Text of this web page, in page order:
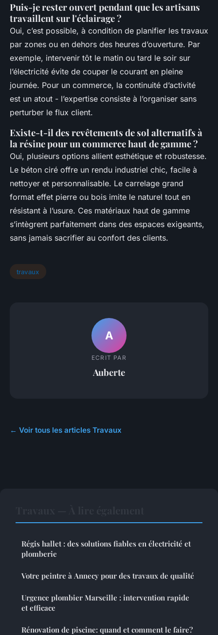
Puis-je rester ouvert pendant que les artisans
travaillent sur l'éclairage ?
Oui, c’est possible, à condition de planifier les travaux
par zones ou en dehors des heures d’ouverture. Par
exemple, intervenir tôt le matin ou tard le soir sur
l’électricité évite de couper le courant en pleine
journée. Pour un commerce, la continuité d’activité
est un atout - l’expertise consiste à l’organiser sans
perturber le flux client.
Existe-t-il des revêtements de sol alternatifs à
la résine pour un commerce haut de gamme ?
Oui, plusieurs options allient esthétique et robustesse.
Le béton ciré offre un rendu industriel chic, facile à
nettoyer et personnalisable. Le carrelage grand
format effet pierre ou bois imite le naturel tout en
résistant à l’usure. Ces matériaux haut de gamme
s’intègrent parfaitement dans des espaces exigeants,
sans jamais sacrifier au confort des clients.
travaux
A
ECRIT PAR
Auberte
← Voir tous les articles Travaux
Régis hallet : des solutions fiables en électricité et
plomberie
Votre peintre à Annecy pour des travaux de qualité
Urgence plombier Marseille : intervention rapide
et efficace
Rénovation de piscine: quand et comment le faire?